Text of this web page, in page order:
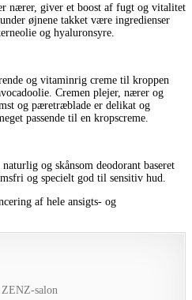
nærer, giver et boost af fugt og vitalitet
øjnene takket være ingredienser
og hyaluronsyre.
og vitaminrig creme til kroppen
Cremen plejer, nærer og
og pæretræblade er delikat og
passende til en kropscreme.
naturlig og skånsom deodorant baseret
og specielt god til sensitiv hud.
af hele ansigts- og
salon